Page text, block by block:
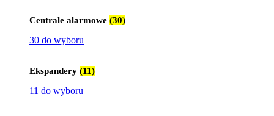
Centrale alarmowe (30)
30 do wyboru
Ekspandery (11)
11 do wyboru